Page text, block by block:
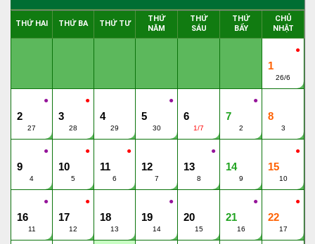
THỨ HAI THỨ BA THỨ TƯ
THỨ
NĂM
THỨ
SÁU
THỨ
BẨY
CHỦ
NHẬT
●
1
26/6
●
2
27
●
3
28
4
29
●
5
30
6
1/7
●
7
2
8
3
●
9
4
●
10
5
●
11
6
12
7
●
13
8
14
9
●
15
10
●
16
11
●
17
12
18
13
●
19
14
20
15
●
21
16
●
22
17